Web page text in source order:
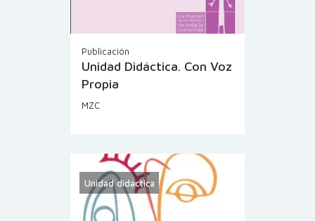
Publicación
Unidad Didáctica. Con Voz
Propia
MZC
Unidad didáctica